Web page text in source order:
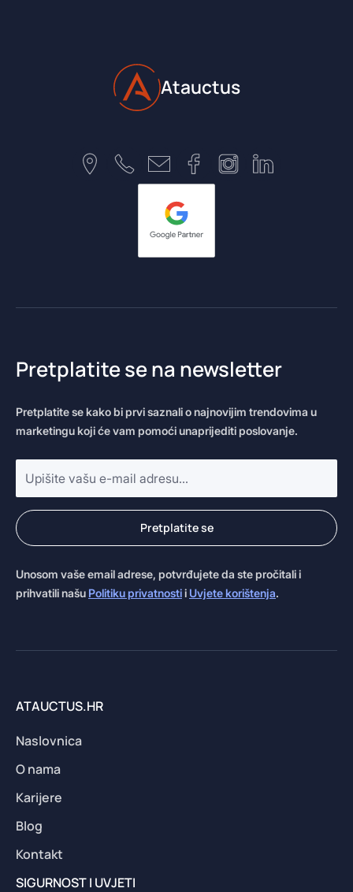
Atauctus
Pretplatite se na newsletter
Pretplatite se kako bi prvi saznali o najnovijim trendovima u
marketingu koji će vam pomoći unaprijediti poslovanje.
E-
mail
adresa
*
Pretplatite se
Unosom vaše email adrese, potvrđujete da ste pročitali i
prihvatili našu Politiku privatnostii Uvjete korištenja.
ATAUCTUS.HR
Naslovnica
O nama
Karijere
Blog
Kontakt
SIGURNOST I UVJETI